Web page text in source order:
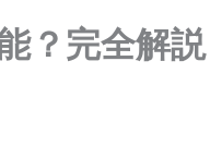
？完全解説